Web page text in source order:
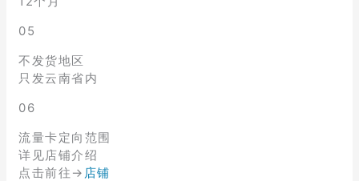
05
不发货地区
只发云南省内
06
流量卡定向范围
详见店铺介绍
点击前往→ 店铺